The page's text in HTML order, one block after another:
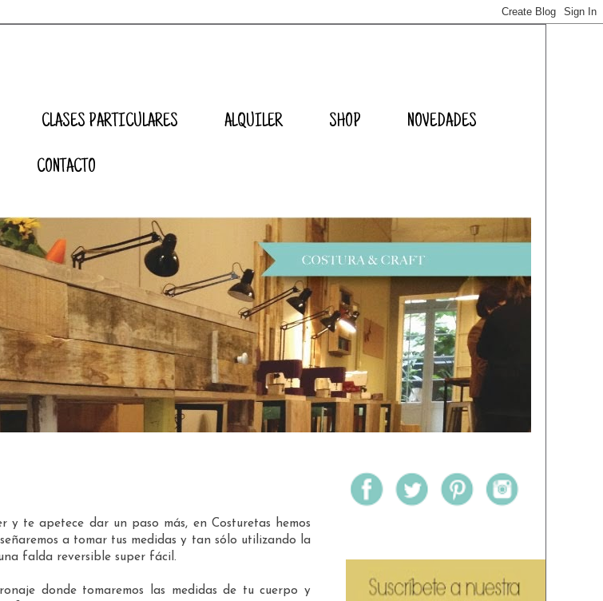
CLASES PARTICULARES ALQUILER SHOP NOVEDADES
CONTACTO
y te apetece dar un paso más, en Costuretas hemos
a tomar tus medidas y tan sólo utilizando la
falda reversible super fácil.
donde tomaremos las medidas de tu cuerpo y